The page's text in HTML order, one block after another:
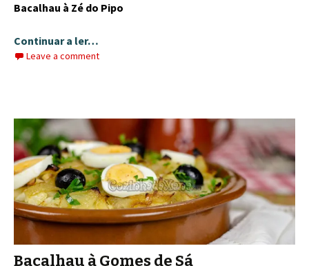
Bacalhau à Zé do Pipo
Continuar a ler…
Leave a comment
Bacalhau à Gomes de Sá